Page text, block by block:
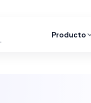
Producto